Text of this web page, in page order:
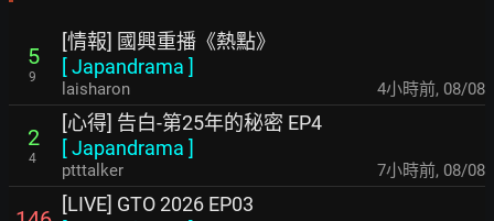
5
9
[情報] 國興重播《熱點》
[Japandrama ]
laisharon 4小時前, 08/08
2
4
[心得] 告白-第25年的秘密 EP4
[Japandrama ]
ptttalker 7小時前, 08/08
[LIVE] GTO 2026 EP03